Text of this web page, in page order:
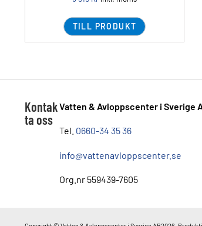
TILL PRODUKT
Kontak
ta oss
Vatten & Avloppscenter i Sverige
Tel. 0660-34 35 36
info@vattenavloppscenter.se
Org.nr 559439-7605